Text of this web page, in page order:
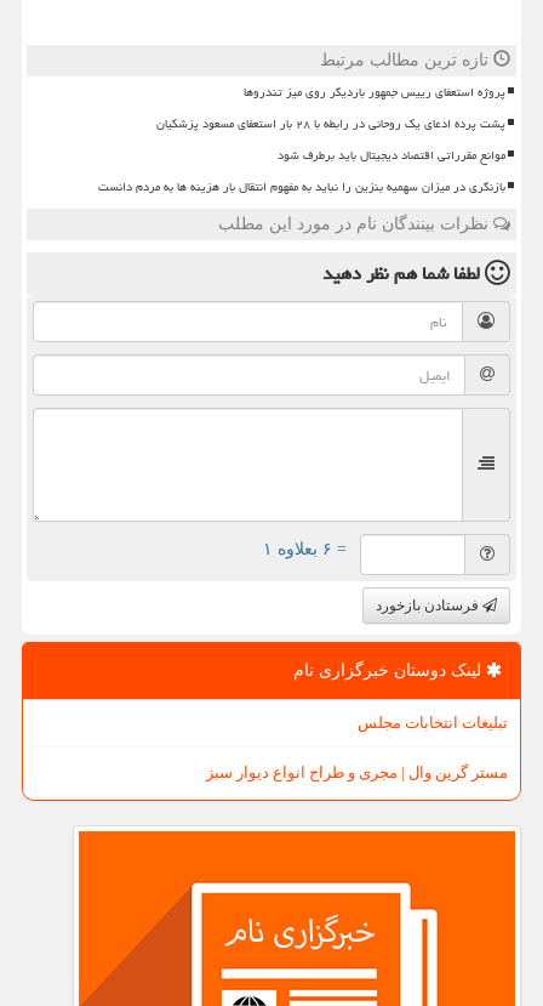
تازه ترین مطالب مرتبط
پروژه استعفای رییس جمهور باردیگر روی میز تندروها
پشت پرده ادعای یک روحانی در رابطه با ۲۸ بار استعفای مسعود پزشکیان
موانع مقرراتی اقتصاد دیجیتال باید برطرف شود
بازنگری در میزان سهمیه بنزین را نباید به مفهوم انتقال بار هزینه ها به مردم دانست
نظرات بینندگان نام در مورد این مطلب
لطفا شما همنظر دهید
= ۶ بعلاوه ۱
فرستادن بازخورد
لینک دوستان خبرگزاری نام
تبلیغات انتخابات مجلس
مستر گرین وال | مجری و طراح انواع دیوار سبز